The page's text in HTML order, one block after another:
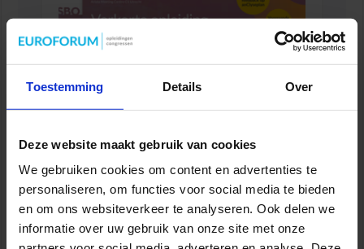
Toestemming Details Over
Deze website maakt gebruik van cookies
We gebruiken cookies om content en advertenties te
personaliseren, om functies voor social media te bieden
en om ons websiteverkeer te analyseren. Ook delen we
informatie over uw gebruik van onze site met onze
Verkorte opleiding Rekencoördinator PO
ONDERWIJS